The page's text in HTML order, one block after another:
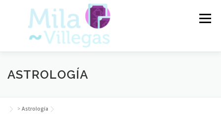
contenido
Menú
VIDENTES DEL TAROT
CARTAS DEL TAROT
ASTROLOGÍA
> Astrología